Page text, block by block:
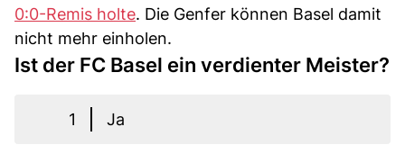
0:0-Remis holte. Die Genfer können Basel damit
nicht mehr einholen.
Ist der FC Basel ein verdienter Meister?
1 Ja